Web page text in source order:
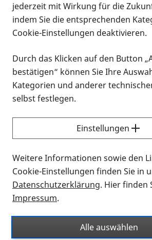
Infomaterial
Infomaterial
Vorlesen
Alle Infomaterialien in
Formaten an einem Ort
Sie möchten wissen, wie Sie nach
suchen und dieses bestellen bzw.
können? Schauen Sie sich die
Thema Infomaterial auf der PRO
für blinde und sehbehinderte
Auf dieser Seite finden Sie
Ort. Nutzen Sie den Formatfilter,
nach Flyern und Broschüren,
jederzeit mit Wirkung für die
indem Sie die entsprechenden
Cookie-Einstellungen deaktivieren.
Durch das Klicken auf den Button
bestätigen“ können Sie Ihre
Kategorien und anderer
selbst festlegen.
Einstellungen
Weitere Informationen sowie den
Cookie-Einstellungen finden Sie in
Datenschutzerklärung. Hier finden
Impressum.
Alle auswählen